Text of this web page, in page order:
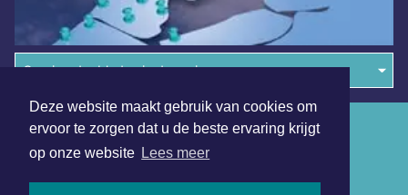
Deze website maakt gebruik van cookies om
ervoor te zorgen dat u de beste ervaring krijgt
op onze website Lees meer
Overige dagbladen in de regio
Algemene voorwaarden
Disclaimer